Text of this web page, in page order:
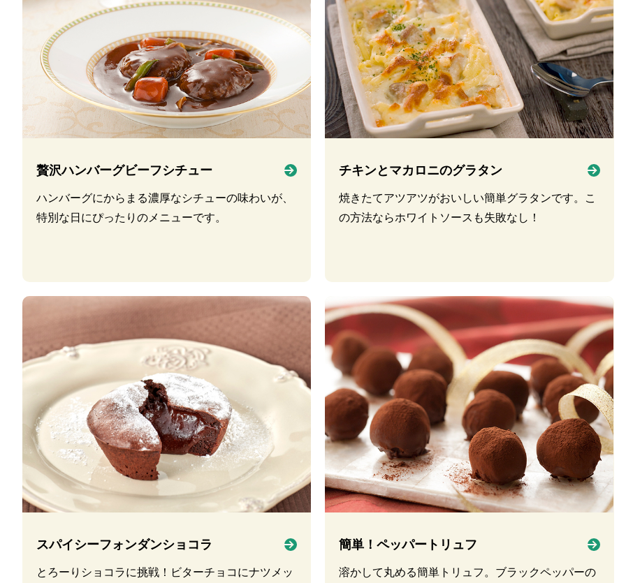
贅沢ハンバーグビーフシチュー
ハンバーグにからまる濃厚なシチューの味わいが、
特別な日にぴったりのメニューです。
チキンとマカロニのグラタン
焼きたてアツアツがおいしい簡単グラタンです。こ
の方法ならホワイトソースも失敗なし！
スパイシーフォンダンショコラ
とろーりショコラに挑戦！ビターチョコにナツメッ
簡単！ペッパートリュフ
溶かして丸める簡単トリュフ。ブラックペッパーの